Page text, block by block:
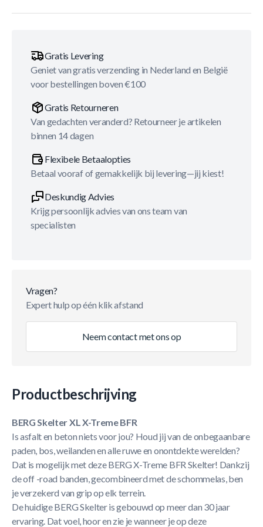
Gratis Levering
Geniet van gratis verzending in Nederland en België
voor bestellingen boven €100
Gratis Retourneren
Van gedachten veranderd? Retourneer je artikelen
binnen 14 dagen
Flexibele Betaalopties
Betaal vooraf of gemakkelijk bij levering—jij kiest!
Deskundig Advies
Krijg persoonlijk advies van ons team van
specialisten
Vragen?
Expert hulp op één klik afstand
Neem contact met ons op
Productbeschrijving
BERG Skelter XL X-Treme BFR
Is asfalt en beton niets voor jou? Houd jij van de onbegaanbare
paden, bos, weilanden en alle ruwe en onontdekte werelden?
Dat is mogelijk met deze BERG X-Treme BFR Skelter! Dankzij
de off -road banden, gecombineerd met de schommelas, ben
je verzekerd van grip op elk terrein.
De huidige BERG Skelter is gebouwd op meer dan 30 jaar
ervaring. Dat voel, hoor en zie je wanneer je op deze